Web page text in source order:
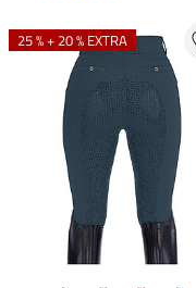
25 % + 20 % EXTRA